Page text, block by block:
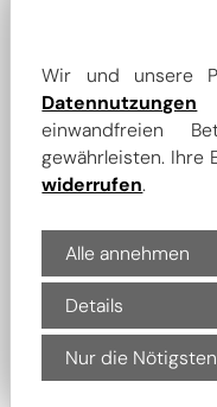
IHRE ADRESSE
Wir und unsere
Datennutzungen
einwandfreien
gewährleisten. Ihre
widerrufen.
Alle annehmen
Details
Nur die Nötigsten